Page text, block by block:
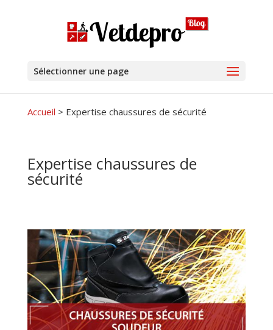
Sélectionner une page
Accueil > Expertise chaussures de sécurité
Expertise chaussures de
sécurité